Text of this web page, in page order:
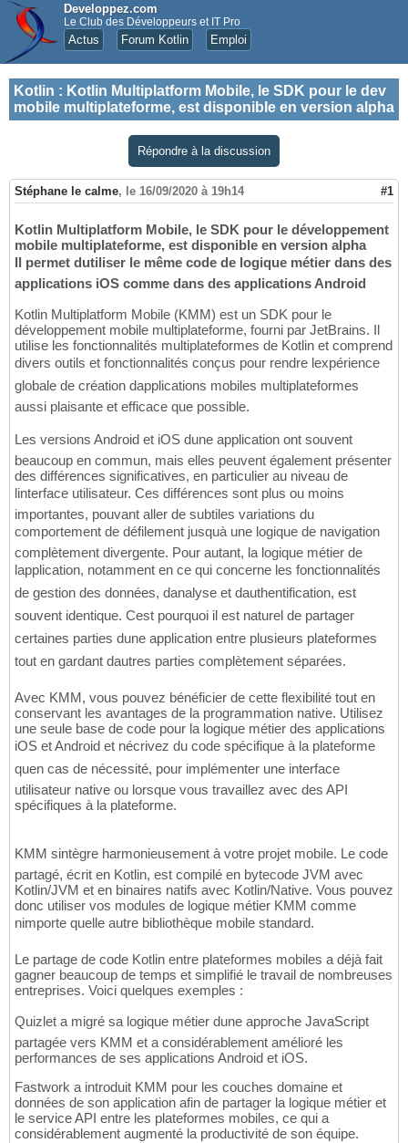
Developpez.com
Le Club des Développeurs et IT Pro
Actus Forum Kotlin Emploi
Kotlin : Kotlin Multiplatform Mobile, le SDK pour le dev
mobile multiplateforme, est disponible en version alpha
Répondre à la discussion
Stéphane le calme, le 16/09/2020 à 19h14 #1
Kotlin Multiplatform Mobile, le SDK pour le développement
mobile multiplateforme, est disponible en version alpha
Il permet dutiliser le même code de logique métier dans des
applications iOS comme dans des applications Android
Kotlin Multiplatform Mobile (KMM) est un SDK pour le
développement mobile multiplateforme, fourni par JetBrains. Il
utilise les fonctionnalités multiplateformes de Kotlin et comprend
divers outils et fonctionnalités conçus pour rendre lexpérience
globale de création dapplications mobiles multiplateformes
aussi plaisante et efficace que possible.
Les versions Android et iOS dune application ont souvent
beaucoup en commun, mais elles peuvent également présenter
des différences significatives, en particulier au niveau de
linterface utilisateur. Ces différences sont plus ou moins
importantes, pouvant aller de subtiles variations du
comportement de défilement jusquà une logique de navigation
complètement divergente. Pour autant, la logique métier de
lapplication, notamment en ce qui concerne les fonctionnalités
de gestion des données, danalyse et dauthentification, est
souvent identique. Cest pourquoi il est naturel de partager
certaines parties dune application entre plusieurs plateformes
tout en gardant dautres parties complètement séparées.
Avec KMM, vous pouvez bénéficier de cette flexibilité tout en
conservant les avantages de la programmation native. Utilisez
une seule base de code pour la logique métier des applications
iOS et Android et nécrivez du code spécifique à la plateforme
quen cas de nécessité, pour implémenter une interface
utilisateur native ou lorsque vous travaillez avec des API
spécifiques à la plateforme.
KMM sintègre harmonieusement à votre projet mobile. Le code
partagé, écrit en Kotlin, est compilé en bytecode JVM avec
Kotlin/JVM et en binaires natifs avec Kotlin/Native. Vous pouvez
donc utiliser vos modules de logique métier KMM comme
nimporte quelle autre bibliothèque mobile standard.
Le partage de code Kotlin entre plateformes mobiles a déjà fait
gagner beaucoup de temps et simplifié le travail de nombreuses
entreprises. Voici quelques exemples :
Quizlet a migré sa logique métier dune approche JavaScript
partagée vers KMM et a considérablement amélioré les
performances de ses applications Android et iOS.
Fastwork a introduit KMM pour les couches domaine et
données de son application afin de partager la logique métier et
le service API entre les plateformes mobiles, ce qui a
considérablement augmenté la productivité de son équipe.